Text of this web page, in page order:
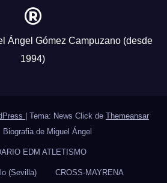
®
Ángel Gómez Campuzano (desde
1994)
Tema: News Click de Themeansar
Biografia de Miguel Ángel
EDM ATLETISMO
(Sevilla) CROSS-MAYRENA